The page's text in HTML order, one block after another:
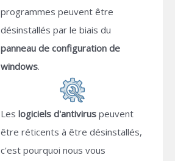
programmes peuvent être
désinstallés par le biais du
panneau de configuration de
windows.
Les logiciels d'antivirus peuvent
être réticents à être désinstallés,
c'est pourquoi nous vous